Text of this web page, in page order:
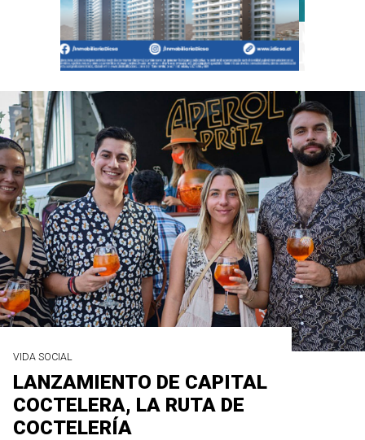
VIDA SOCIAL
LANZAMIENTO DE CAPITAL
COCTELERA, LA RUTA DE
COCTELERÍA